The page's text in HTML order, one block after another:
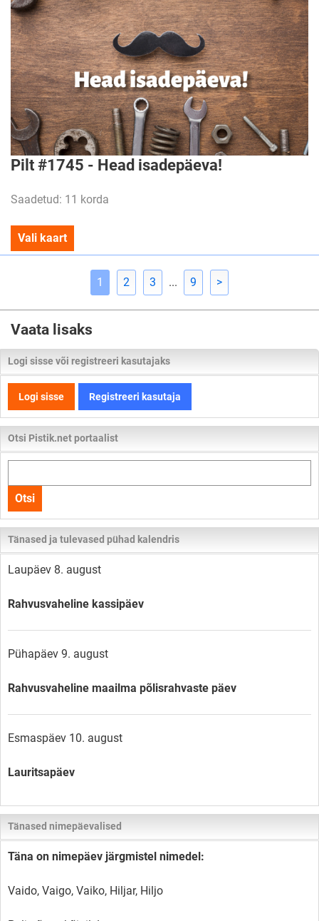
Pilt #1745 - Head isadepäeva!
Saadetud: 11 korda
Vali kaart
1 2 3 ... 9 >
Vaata lisaks
Logi sisse või registreeri kasutajaks
Logi sisse Registreeri kasutaja
Otsi Pistik.net portaalist
kogu
lehelt
Otsi
Tänased ja tulevased pühad kalendris
Laupäev 8. august
Rahvusvaheline kassipäev
Pühapäev 9. august
Rahvusvaheline maailma põlisrahvaste päev
Esmaspäev 10. august
Lauritsapäev
Tänased nimepäevalised
Täna on nimepäev järgmistel nimedel:
Vaido, Vaigo, Vaiko, Hiljar, Hiljo